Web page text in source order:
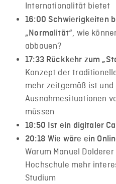
Internationalität bietet
16:00​ Schwierigkeiten
„Normalität“, wie
abbauen?
17:33​ Rückkehr zum
Konzept der
mehr zeitgemäß ist
Ausnahmesituationen
müssen
18:50​ Ist ein digitaler
20:18​ Wie wäre ein
Warum Manuel
Hochschule mehr
Studium